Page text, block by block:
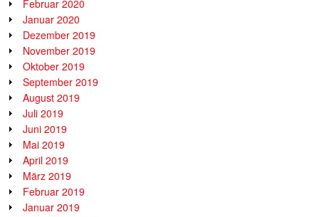
Februar 2020
Januar 2020
Dezember 2019
November 2019
Oktober 2019
September 2019
August 2019
Juli 2019
Juni 2019
Mai 2019
April 2019
März 2019
Februar 2019
Januar 2019